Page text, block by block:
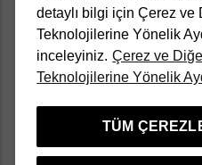
Popüler
Divarese bir
detaylı bilgi için Çerez ve
Teknolojilerine Yönelik
inceleyiniz. Çerez ve
Teknolojilerine Yönelik
TÜM